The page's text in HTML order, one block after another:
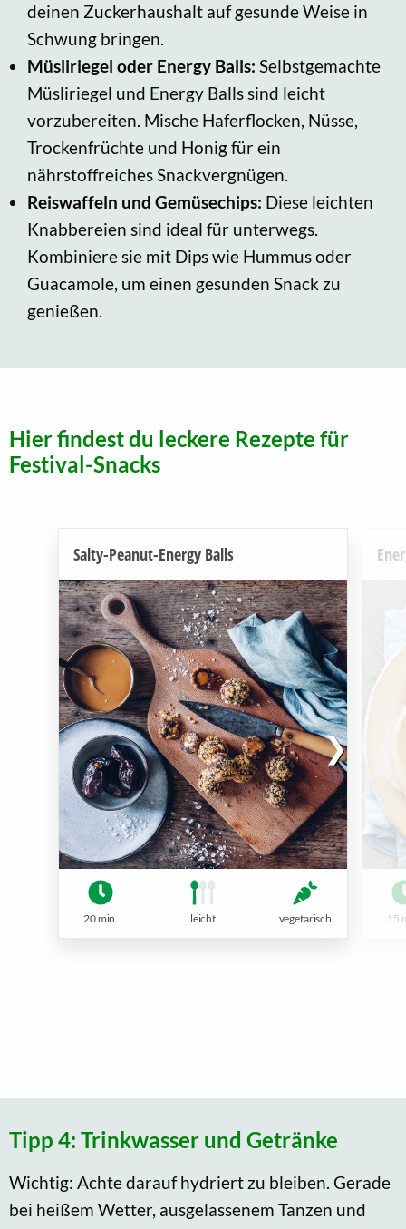
deinen Zuckerhaushalt auf gesunde Weise in
Schwung bringen.
Müsliriegel oder Energy Balls: Selbstgemachte
Müsliriegel und Energy Balls sind leicht
vorzubereiten. Mische Haferflocken, Nüsse,
Trockenfrüchte und Honig für ein
nährstoffreiches Snackvergnügen.
Reiswaffeln und Gemüsechips: Diese leichten
Knabbereien sind ideal für unterwegs.
Kombiniere sie mit Dips wie Hummus oder
Guacamole, um einen gesunden Snack zu
genießen.
Hier findest du leckere Rezepte für
Festival-Snacks
Salty-Peanut-Energy Balls
20 min. leicht vegetarisch 15
Tipp 4: Trinkwasser und Getränke
Wichtig: Achte darauf hydriert zu bleiben. Gerade
bei heißem Wetter, ausgelassenem Tanzen und